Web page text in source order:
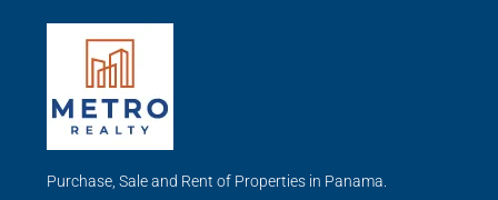
Purchase, Sale and Rent of Properties in Panama.